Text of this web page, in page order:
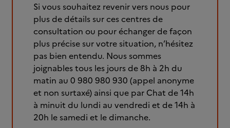
Si vous souhaitez revenir vers nous pour
plus de détails sur ces centres de
consultation ou pour échanger de façon
plus précise sur votre situation, n’hésitez
pas bien entendu. Nous sommes
joignables tous les jours de 8h à 2h du
matin au 0 980 980 930 (appel anonyme
et non surtaxé) ainsi que par Chat de 14h
à minuit du lundi au vendredi et de 14h à
20h le samedi et le dimanche.